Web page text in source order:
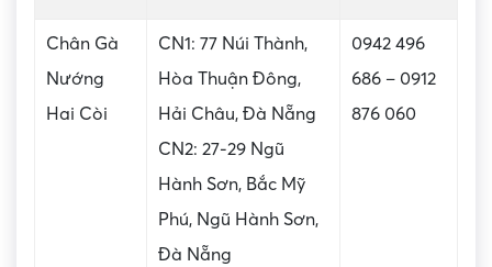
Chân Gà
Nướng
Hai Còi
CN1: 77 Núi Thành,
Hòa Thuận Đông,
Hải Châu, Đà Nẵng
CN2: 27-29 Ngũ
Hành Sơn, Bắc Mỹ
Phú, Ngũ Hành Sơn,
Đà Nẵng
0942 496
686 – 0912
876 060